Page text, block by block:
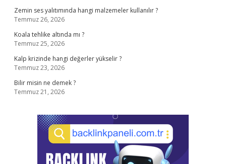
Zemin ses yalıtımında hangi malzemeler kullanılır ?
Temmuz 26, 2026
Koala tehlike altında mı ?
Temmuz 25, 2026
Kalp krizinde hangi değerler yükselir ?
Temmuz 23, 2026
Bilir misin ne demek ?
Temmuz 21, 2026